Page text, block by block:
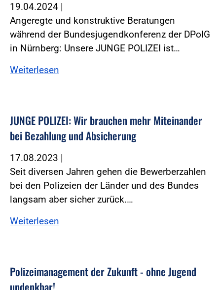
19.04.2024 |
Angeregte und konstruktive Beratungen
während der Bundesjugendkonferenz der DPolG
in Nürnberg: Unsere JUNGE POLIZEI ist…
Weiterlesen
JUNGE POLIZEI: Wir brauchen mehr Miteinander
bei Bezahlung und Absicherung
17.08.2023 |
Seit diversen Jahren gehen die Bewerberzahlen
bei den Polizeien der Länder und des Bundes
langsam aber sicher zurück.…
Weiterlesen
Polizeimanagement der Zukunft - ohne Jugend
undenkbar!